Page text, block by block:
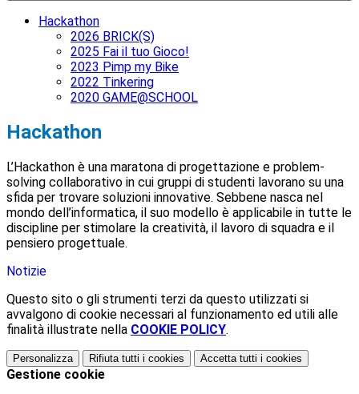
Hackathon
2026 BRICK(S)
2025 Fai il tuo Gioco!
2023 Pimp my Bike
2022 Tinkering
2020 GAME@SCHOOL
Hackathon
L’Hackathon è una maratona di progettazione e problem-
solving collaborativo in cui gruppi di studenti lavorano su una
sfida per trovare soluzioni innovative. Sebbene nasca nel
mondo dell’informatica, il suo modello è applicabile in tutte le
discipline per stimolare la creatività, il lavoro di squadra e il
pensiero progettuale.
Notizie
Questo sito o gli strumenti terzi da questo utilizzati si
avvalgono di cookie necessari al funzionamento ed utili alle
finalità illustrate nella COOKIE POLICY.
Personalizza Rifiuta tutti i cookies Accetta tutti i cookies
Gestione cookie